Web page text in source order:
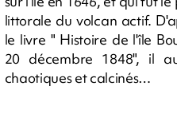
littorale du volcan actif.
le livre " Histoire de l'île
20 décembre 1848", il
chaotiques et calcinés…